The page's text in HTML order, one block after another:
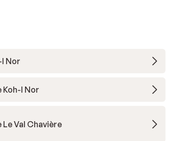
Nor
Koh-I Nor
Le Val Chavière